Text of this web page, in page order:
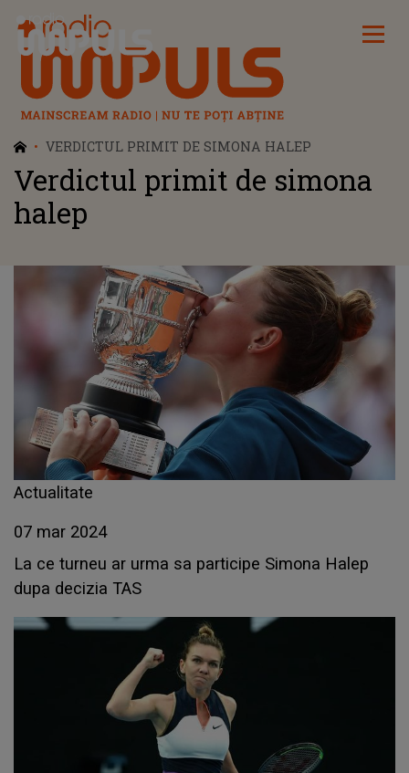
Radio Impuls
VERDICTUL PRIMIT DE SIMONA HALEP
Verdictul primit de simona
halep
Actualitate
07 mar 2024
La ce turneu ar urma sa participe Simona Halep
dupa decizia TAS